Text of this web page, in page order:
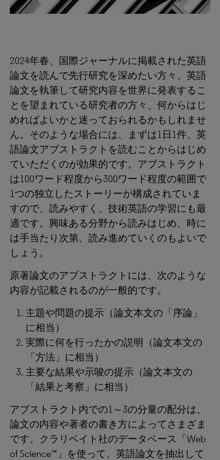
2024年春、国際ジャーナルに掲載された英語
論文を読んで先行研究を深めたい方々、英語
論文を執筆して研究内容を世界に発表するこ
とを望まれている研究者の方々、何からはじ
めればよいかと迷っておられるかもしれませ
ん。そのような場合には、まずは1日1件、英
語論文アブストラクトを読むことからはじめ
ていただくのが効果的です。アブストラクト
は100ワード程度から300ワード程度の範囲で
1つの独立したストーリーが構成されていま
すので、読みやすく、技術英語の学習にも最
適です。興味ある分野から読みはじめ、時に
は手当たり次第、読み進めていくのもよいで
しょう。
原著論文のアブストラクトには、次のような
内容が記載されるのが一般的です。
主題や問題の提示（論文本文の「序論」
に相当）
実際に何を行ったかの説明（論文本文の
「方法」に相当）
主要な結果や示唆の提示（論文本文の
「結果と考察」に相当）
アブストラクト内での1～3の分量の配分は、
論文の内容や著者の書き方によってさまざま
です。クラリベイト社のデータベース「Web
of Science™」を使って、英語論文を抽出して